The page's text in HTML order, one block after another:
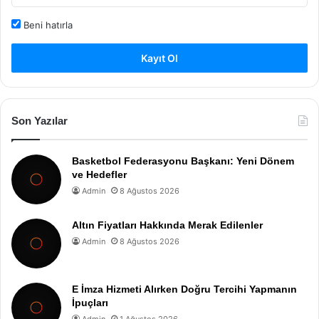
Beni hatırla
Kayıt Ol
Son Yazılar
Basketbol Federasyonu Başkanı: Yeni Dönem
ve Hedefler
Admin 8 Ağustos 2026
Altın Fiyatları Hakkında Merak Edilenler
Admin 8 Ağustos 2026
E İmza Hizmeti Alırken Doğru Tercihi Yapmanın
İpuçları